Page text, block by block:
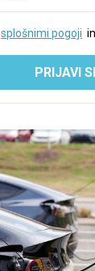
splošnimi pogoji in
PRIJAVI